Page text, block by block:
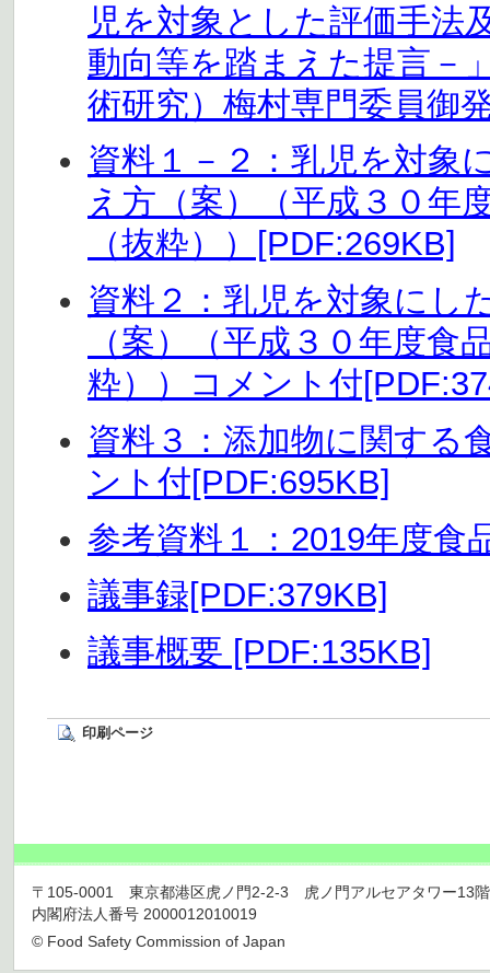
児を対象とした評価手法
動向等を踏まえた提言－
術研究）梅村専門委員御
資料１－２：乳児を対象
え方（案）（平成３０年
（抜粋））[PDF:269KB]
資料２：乳児を対象にし
（案）（平成３０年度食
粋））コメント付
資料３：添加物に関する
ント付[PDF:695KB]
参考資料１：2019年度食
議事録[PDF:379KB]
議事概要 [PDF:135KB]
印刷ページ
〒105-0001 東京都港区虎ノ門2-2-3 虎ノ門アルセアタワー13
内閣府法人番号 2000012010019
© Food Safety Commission of Japan